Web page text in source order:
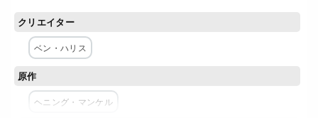
クリエイター
ベン・ハリス
原作
ヘニング・マンケル